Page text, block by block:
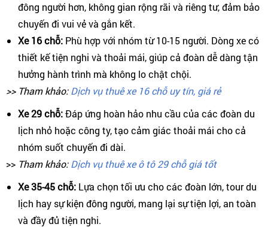
đông người hơn, không gian rộng rãi và riêng tư, đảm bảo
chuyến đi vui vẻ và gắn kết.
Xe 16 chỗ: Phù hợp với nhóm từ 10-15 người. Dòng xe có
thiết kế tiện nghi và thoải mái, giúp cả đoàn dễ dàng tận
hưởng hành trình mà không lo chật chội.
>> Tham khảo:Dịch vụ thuê xe 16 chỗ uy tín, giá rẻ
Xe 29 chỗ:Đáp ứng hoàn hảo nhu cầu của các đoàn du
lịch nhỏ hoặc công ty, tạo cảm giác thoải mái cho cả
nhóm suốt chuyến đi dài.
>> Tham khảo:Dịch vụ thuê xe ô tô 29 chỗ giá tốt
Xe 35-45 chỗ: Lựa chọn tối ưu cho các đoàn lớn, tour du
lịch hay sự kiện đông người, mang lại sự tiện lợi, an toàn
và đầy đủ tiện nghi.